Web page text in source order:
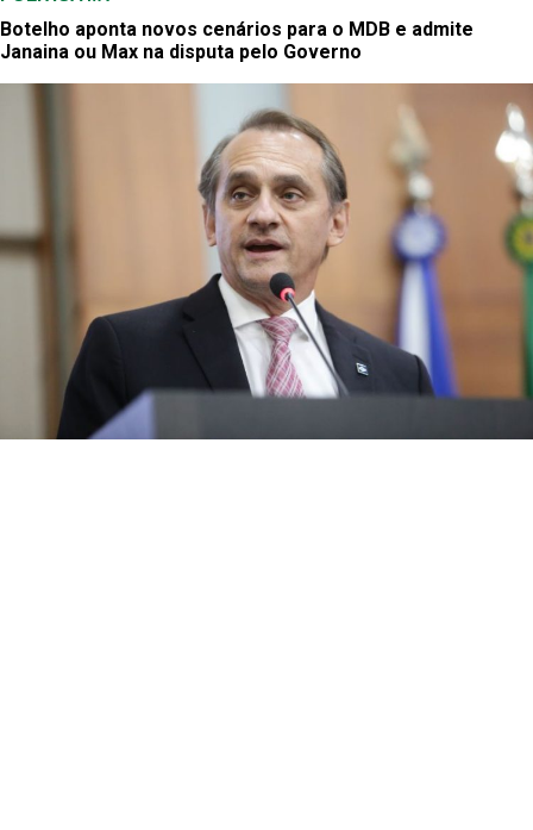
Botelho aponta novos cenários para o MDB e admite
Janaina ou Max na disputa pelo Governo